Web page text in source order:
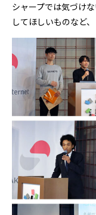
シャープでは気づけ
してほしいものなど